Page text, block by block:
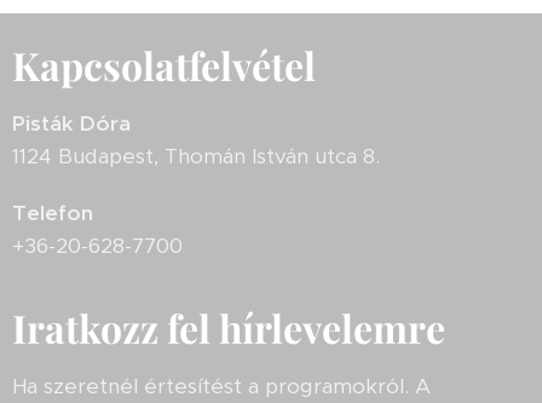
Kapcsolatfelvétel
Pisták Dóra
1124 Budapest, Thomán István utca 8.
Telefon
+36-20-628-7700
Iratkozz fel hírlevelemre
Ha szeretnél értesítést a programokról. A